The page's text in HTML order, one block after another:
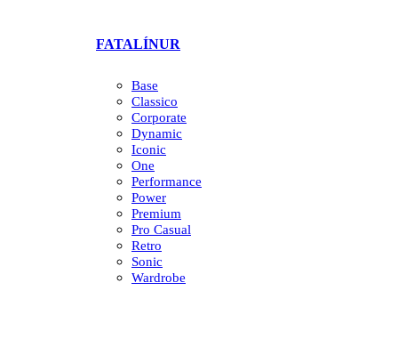
FATALÍNUR
Base
Classico
Corporate
Dynamic
Iconic
One
Performance
Power
Premium
Pro Casual
Retro
Sonic
Wardrobe